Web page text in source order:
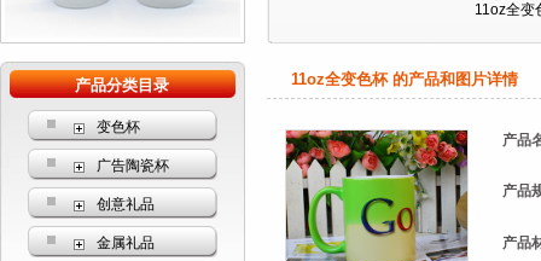
11oz全变色杯 11oz全变
产品分类目录
变色杯
广告陶瓷杯
创意礼品
金属礼品
11oz全变色杯 的产品和图片详情
产品
产品
产品